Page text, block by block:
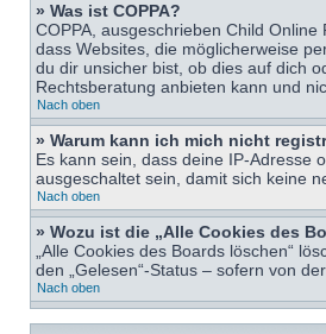
» Was ist COPPA?
COPPA, ausgeschrieben Child
dass Websites, die möglicherweise
du dir unsicher bist, ob dies auf dich
Rechtsberatung anbieten kann und
Nach oben
» Warum kann ich mich nicht
Es kann sein, dass deine IP-Adresse
ausgeschaltet sein, damit sich keine
Nach oben
» Wozu ist die „Alle Cookies des
„Alle Cookies des Boards löschen“
den „Gelesen“-Status – sofern von
Nach oben